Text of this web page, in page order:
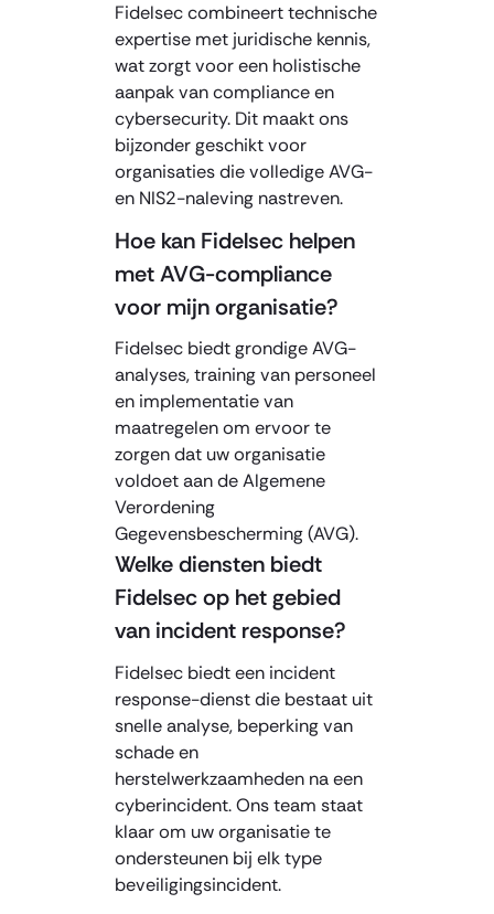
Fidelsec combineert technische
expertise met juridische kennis,
wat zorgt voor een holistische
aanpak van compliance en
cybersecurity. Dit maakt ons
bijzonder geschikt voor
organisaties die volledige AVG-
en NIS2-naleving nastreven.
Hoe kan Fidelsec helpen
met AVG-compliance
voor mijn organisatie?
Fidelsec biedt grondige AVG-
analyses, training van personeel
en implementatie van
maatregelen om ervoor te
zorgen dat uw organisatie
voldoet aan de Algemene
Verordening
Gegevensbescherming (AVG).
Welke diensten biedt
Fidelsec op het gebied
van incident response?
Fidelsec biedt een incident
response-dienst die bestaat uit
snelle analyse, beperking van
schade en
herstelwerkzaamheden na een
cyberincident. Ons team staat
klaar om uw organisatie te
ondersteunen bij elk type
beveiligingsincident.